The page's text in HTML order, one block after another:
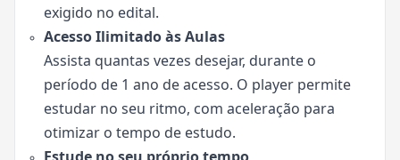
exigido no edital.
Acesso Ilimitado às Aulas
Assista quantas vezes desejar, durante o
período de 1 ano de acesso. O player permite
estudar no seu ritmo, com aceleração para
otimizar o tempo de estudo.